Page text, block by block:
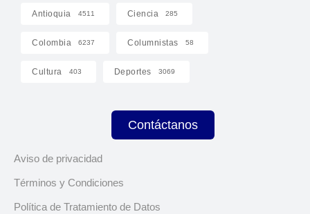
Antioquia 4511 Ciencia 285
Colombia 6237 Columnistas 58
Cultura 403 Deportes 3069
Contáctanos
Aviso de privacidad
Términos y Condiciones
Política de Tratamiento de Datos